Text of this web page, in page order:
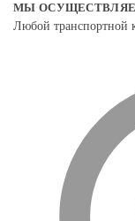
МЫ
Любой транспортной